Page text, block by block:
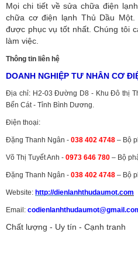
Mọi chi tiết về sửa chữa điện
chữa cơ điện lạnh Thủ Dầu
được phục vụ tốt nhất. Chúng tôi
làm việc.
Thông tin liên hệ
DOANH NGHIỆP TƯ NHÂN CƠ
Địa chỉ: H2-03 Đường D8 - Khu Đô thị
Bến Cát - Tỉnh Bình Dương.
Điện thoại:
Đặng Thanh Ngân - 038 402 4748 – Bộ
Võ Thị Tuyết Anh - 0973 646 780 – Bộ
Đặng Thanh Ngân - 038 402 4748 – Bộ
Website: http://dienlanhthudaumot.com
Email:
Chất lượng - Uy tín - Cạnh tranh